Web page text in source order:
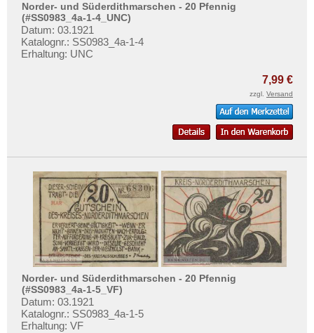
Norder- und Süderdithmarschen - 20 Pfennig
(#SS0983_4a-1-4_UNC)
Datum: 03.1921
Katalognr.: SS0983_4a-1-4
Erhaltung: UNC
7,99 €
zzgl. Versand
Norder- und Süderdithmarschen - 20 Pfennig
(#SS0983_4a-1-5_VF)
Datum: 03.1921
Katalognr.: SS0983_4a-1-5
Erhaltung: VF